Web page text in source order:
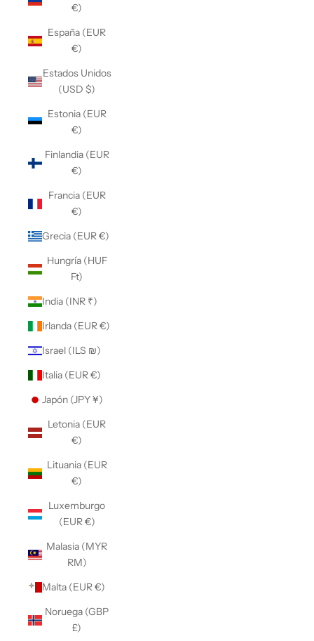
€)
España (EUR
€)
Estados Unidos
(USD $)
Estonia (EUR
€)
Finlandia (EUR
€)
Francia (EUR
€)
Grecia (EUR €)
Hungría (HUF
Ft)
India (INR ₹)
Irlanda (EUR €)
Israel (ILS ₪)
Italia (EUR €)
Japón (JPY ¥)
Letonia (EUR
€)
Lituania (EUR
€)
Luxemburgo
(EUR €)
Malasia (MYR
RM)
Malta (EUR €)
Noruega (GBP
£)